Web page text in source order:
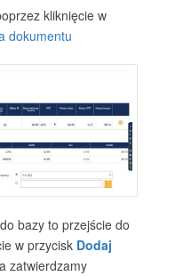
kliknięcie w
dokumentu
bazy to przejście do
w przycisk Dodaj
zatwierdzamy